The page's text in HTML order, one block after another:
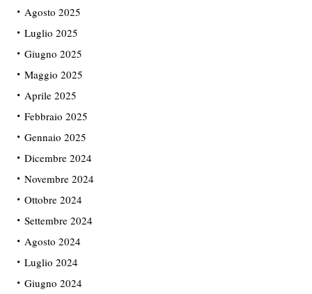
Agosto 2025
Luglio 2025
Giugno 2025
Maggio 2025
Aprile 2025
Febbraio 2025
Gennaio 2025
Dicembre 2024
Novembre 2024
Ottobre 2024
Settembre 2024
Agosto 2024
Luglio 2024
Giugno 2024